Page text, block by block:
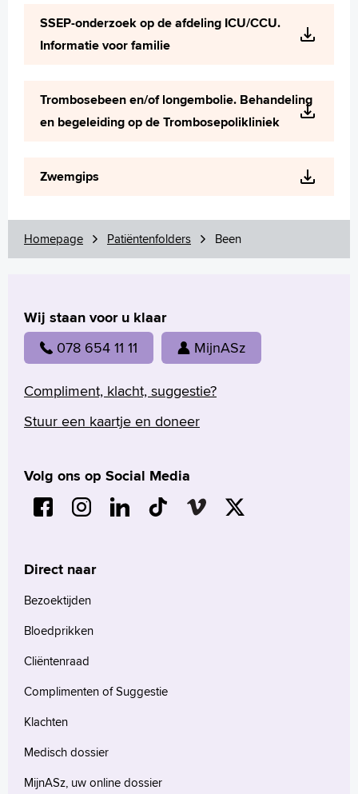
SSEP-onderzoek op de afdeling ICU/CCU.
Informatie voor familie
Trombosebeen en/of longembolie. Behandeling
en begeleiding op de Trombosepolikliniek
Zwemgips
Homepage Patiëntenfolders Been
Wij staan voor u klaar
078 654 11 11 MijnASz
Compliment, klacht, suggestie?
Stuur een kaartje en doneer
Volg ons op Social Media
Direct naar
Bezoektijden
Bloedprikken
Cliëntenraad
Complimenten of Suggestie
Klachten
Medisch dossier
MijnASz, uw online dossier